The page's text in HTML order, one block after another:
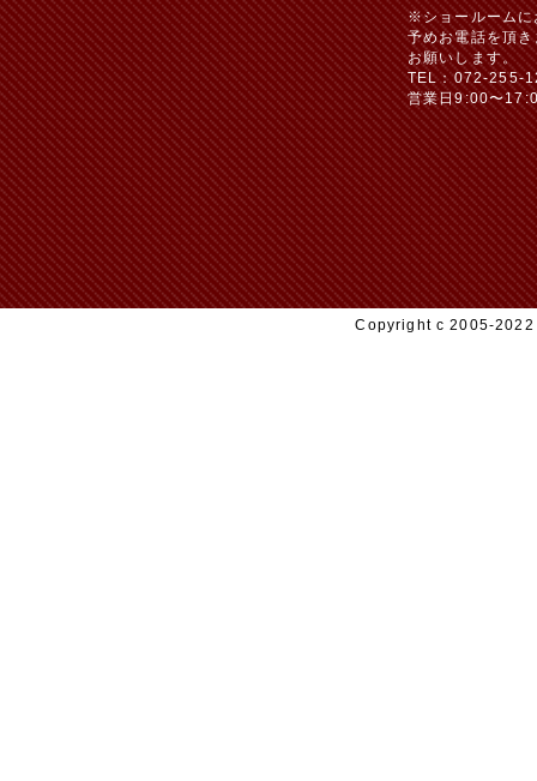
※ショールームに
予めお電話を頂
お願いします。
TEL：072-255-
営業日9:00〜
Copyright c 2005-2022